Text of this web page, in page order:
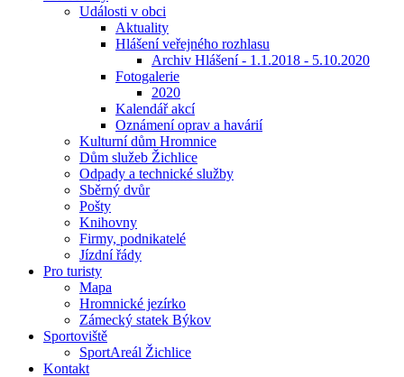
Události v obci
Aktuality
Hlášení veřejného rozhlasu
Archiv Hlášení - 1.1.2018 - 5.10.2020
Fotogalerie
2020
Kalendář akcí
Oznámení oprav a havárií
Kulturní dům Hromnice
Dům služeb Žichlice
Odpady a technické služby
Sběrný dvůr
Pošty
Knihovny
Firmy, podnikatelé
Jízdní řády
Pro turisty
Mapa
Hromnické jezírko
Zámecký statek Býkov
Sportoviště
SportAreál Žichlice
Kontakt